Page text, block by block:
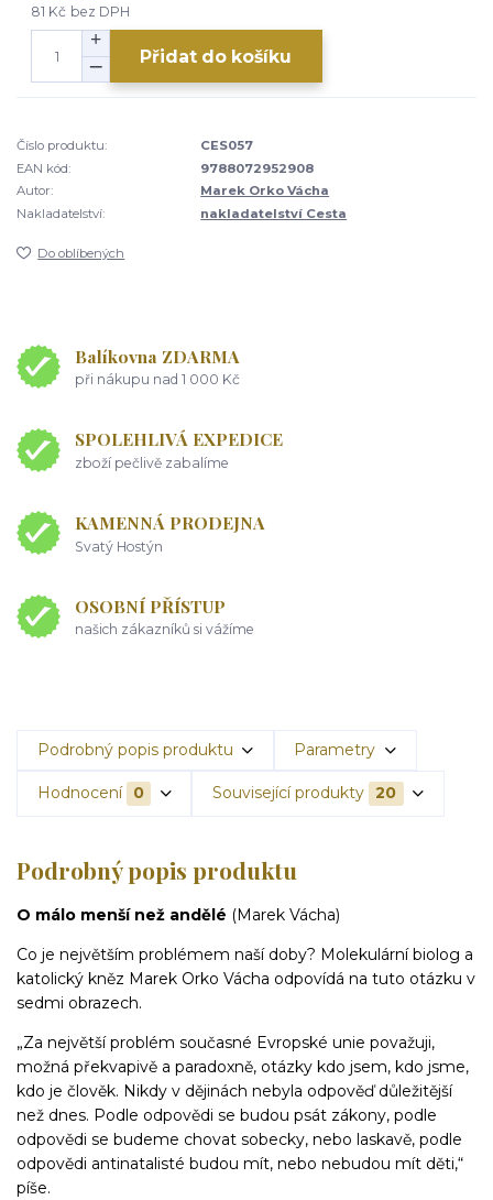
81 Kč bez DPH
Přidat do košíku
Číslo produktu:
CES057
EAN kód:
9788072952908
Autor:
Marek Orko Vácha
Nakladatelství:
nakladatelství Cesta
Do oblíbených
Balíkovna ZDARMA
při nákupu nad 1 000 Kč
SPOLEHLIVÁ EXPEDICE
zboží pečlivě zabalíme
KAMENNÁ PRODEJNA
Svatý Hostýn
OSOBNÍ PŘÍSTUP
našich zákazníků si vážíme
Podrobný popis produktu Parametry
Hodnocení 0 Související produkty 20
Podrobný popis produktu
O málo menší než andělé (Marek Vácha)
Co je největším problémem naší doby? Molekulární biolog a
katolický kněz Marek Orko Vácha odpovídá na tuto otázku v
sedmi obrazech.
„Za největší problém současné Evropské unie považuji,
možná překvapivě a paradoxně, otázky kdo jsem, kdo jsme,
kdo je člověk. Nikdy v dějinách nebyla odpověď důležitější
než dnes. Podle odpovědi se budou psát zákony, podle
odpovědi se budeme chovat sobecky, nebo laskavě, podle
odpovědi antinatalisté budou mít, nebo nebudou mít děti,“
píše.